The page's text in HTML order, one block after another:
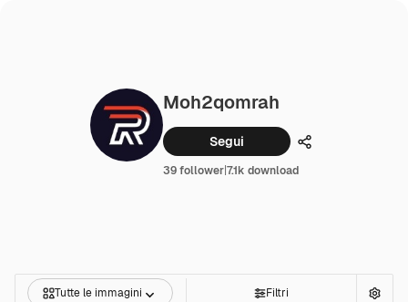
Moh2qomrah
Segui Condividi
39 follower|7.1k download
Tutte le immagini Filtri